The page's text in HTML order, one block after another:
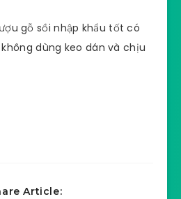
gỗ sồi nhập khẩu tốt có
dùng keo dán và chịu
Article: